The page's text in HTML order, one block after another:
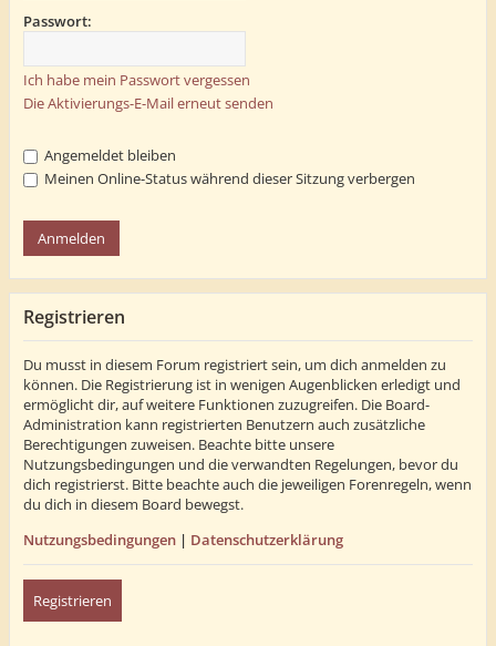
Passwort:
Ich habe mein Passwort vergessen
Die Aktivierungs-E-Mail erneut senden
Angemeldet bleiben
Meinen Online-Status während dieser Sitzung verbergen
Registrieren
Du musst in diesem Forum registriert sein, um dich anmelden zu
können. Die Registrierung ist in wenigen Augenblicken erledigt und
ermöglicht dir, auf weitere Funktionen zuzugreifen. Die Board-
Administration kann registrierten Benutzern auch zusätzliche
Berechtigungen zuweisen. Beachte bitte unsere
Nutzungsbedingungen und die verwandten Regelungen, bevor du
dich registrierst. Bitte beachte auch die jeweiligen Forenregeln, wenn
du dich in diesem Board bewegst.
Nutzungsbedingungen | Datenschutzerklärung
Registrieren